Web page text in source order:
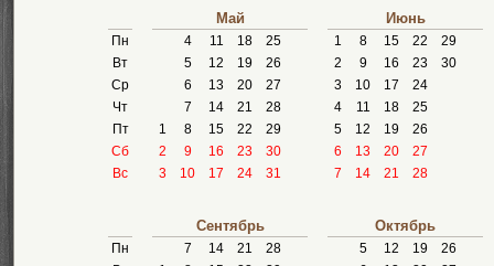
Пн
Вт
Ср
Чт
Пт
Сб
Вс
Май
4 11 18
25
5
12 19
26
6
13 20
27
7
14 21
28
1
8 15 22
29
2
9 16 23
30
3
10 17 24 31
Июнь
1 8 15 22
29
2
9 16 23
30
3
10 17
24
4
11 18
25
5
12 19
26
6
13 20
27
7
14 21 28
Пн
Сентябрь
7 14 21
28
Октябрь
5 12 19
26